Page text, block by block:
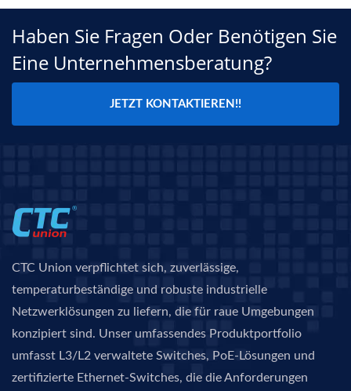
Haben Sie Fragen Oder Benötigen Sie
Eine Unternehmensberatung?
JETZT KONTAKTIEREN!!
CTC Union verpflichtet sich, zuverlässige,
temperaturbeständige und robuste industrielle
Netzwerklösungen zu liefern, die für raue Umgebungen
konzipiert sind. Unser umfassendes Produktportfolio
umfasst L3/L2 verwaltete Switches, PoE-Lösungen und
zertifizierte Ethernet-Switches, die die Anforderungen